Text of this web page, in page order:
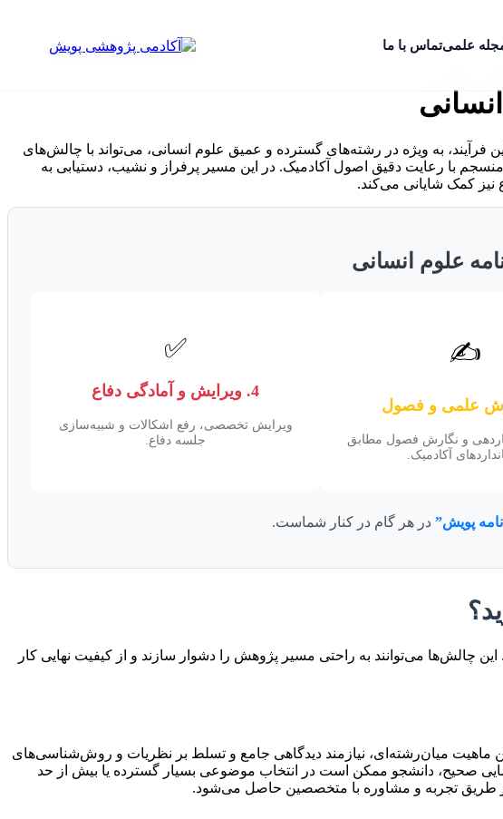
علمیتماس با ما
به ویژه در رشته‌های گسترده و عمیق علوم انسانی، می‌تواند با چالش‌های
منسجم با رعایت دقیق اصول آکادمیک. در این مسیر پرفراز و نشیب، دستیابی به
نیز کمک شایانی می‌کند.
علوم انسانی
✍️
و نگارش فصول مطابق
آکادمیک.
✅
4. ویرایش و آمادگی دفاع
ویرایش تخصصی، رفع اشکالات و شبیه‌سازی
جلسه دفاع.
پویش” در هر گام در کنار شماست.
چالش‌ها می‌توانند به راحتی مسیر پژوهش را دشوار سازند و از کیفیت نهایی کار
ماهیت میان‌رشته‌ای، نیازمند دیدگاهی جامع و تسلط بر نظریات و روش‌شناسی‌های
صحیح، دانشجو ممکن است در انتخاب موضوعی بسیار گسترده یا بیش از حد
طریق تجربه و مشاوره با متخصصین حاصل می‌شود.